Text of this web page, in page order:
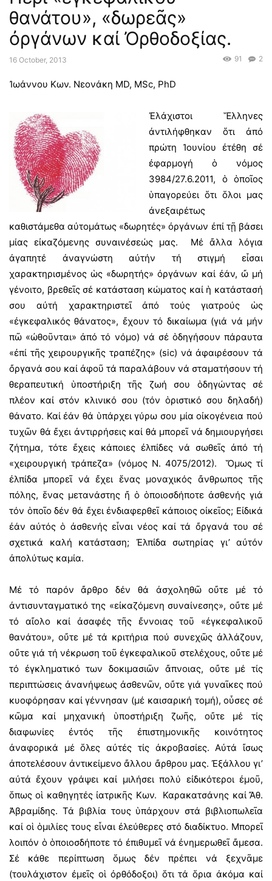
θανάτου», «δωρεᾶς»
ὀργάνων καί Ὀρθοδοξίας.
16 October, 2013 2
91
Ἰωάννου Κων. Νεονάκη MD, MSc, PhD
Ἐλάχιστοι Ἕλληνες
ἀντιλήφθηκαν ὅτι ἀπό
πρώτη Ἰουνίου ἐτέθη σέ
ἐφαρμογή ὁ νόμος
3984/27.6.2011, ὁ ὁποῖος
ὑπαγορεύει ὅτι ὅλοι μας
ἀνεξαιρέτως
καθιστάμεθα αὐτομάτως «δωρητές» ὀργάνων ἐπί τῇ βάσει
μίας εἰκαζόμενης συναινέσεώς μας. Μέ ἄλλα λόγια
ἀγαπητέ ἀναγνώστη αὐτήν τή στιγμή εἶσαι
χαρακτηρισμένος ὡς «δωρητής» ὀργάνων καί ἐάν, ὤ μή
γένοιτο, βρεθεῖς σέ κατάσταση κώματος καί ἡ κατάστασή
σου αὐτή χαρακτηριστεῖ ἀπό τούς γιατρούς ὡς
«ἐγκεφαλικός θάνατος», ἔχουν τό δικαίωμα (γιά νά μήν
πῶ «ὠθοῦνται» ἀπό τό νόμο) νά σέ ὁδηγήσουν πάραυτα
«ἐπί τῆς χειρουργικῆς τραπέζης» (sic) νά ἀφαιρέσουν τά
ὄργανά σου καί ἀφοῦ τά παραλάβουν νά σταματήσουν τή
θεραπευτική ὑποστήριξη τῆς ζωή σου ὁδηγώντας σέ
πλέον καί στόν κλινικό σου (τόν ὁριστικό σου δηλαδή)
θάνατο. Καί ἐάν θά ὑπάρχει γύρω σου μία οἰκογένεια πού
τυχῶν θά ἔχει ἀντιρρήσεις καί θά μπορεῖ νά δημιουργήσει
ζήτημα, τότε ἔχεις κάποιες ἐλπίδες νά σωθεῖς ἀπό τή
«χειρουργική τράπεζα» (νόμος Ν. 4075/2012). Ὅμως τί
ἐλπίδα μπορεῖ νά ἔχει ἕνας μοναχικός ἄνθρωπος τῆς
πόλης, ἕνας μετανάστης ἤ ὁ ὁποιοσδήποτε ἀσθενής γιά
τόν ὁποῖο δέν θά ἔχει ἐνδιαφερθεῖ κάποιος οἰκεῖος; Εἰδικά
ἐάν αὐτός ὁ ἀσθενής εἶναι νέος καί τά ὄργανά του σέ
σχετικά καλή κατάσταση; Ἐλπίδα σωτηρίας γι’ αὐτόν
ἀπολύτως καμία.
Μέ τό παρόν ἄρθρο δέν θά ἀσχοληθῶ οὔτε μέ τό
ἀντισυνταγματικό της «εἰκαζόμενη συναίνεσης», οὔτε μέ
τό αἴολο καί ἀσαφές τῆς ἔννοιας τοῦ «ἐγκεφαλικοῦ
θανάτου», οὔτε μέ τά κριτήρια πού συνεχῶς ἀλλάζουν,
οὔτε γιά τή νέκρωση τοῦ ἐγκεφαλικοῦ στελέχους, οὔτε μέ
τό ἐγκληματικό των δοκιμασιῶν ἄπνοιας, οὔτε μέ τίς
περιπτώσεις ἀνανήψεως ἀσθενῶν, οὔτε γιά γυναῖκες πού
κυοφόρησαν καί γέννησαν (μέ καισαρική τομή), οὖσες σέ
κῶμα καί μηχανική ὑποστήριξη ζωῆς, οὔτε μέ τίς
διαφωνίες ἐντός τῆς ἐπιστημονικῆς κοινότητος
ἀναφορικά μέ ὅλες αὐτές τίς ἀκροβασίες. Αὐτά ἴσως
ἀποτελέσουν ἀντικείμενο ἄλλου ἄρθρου μας. Ἐξάλλου γι’
αὐτά ἔχουν γράψει καί μιλήσει πολύ εἰδικότεροι ἐμοῦ,
ὅπως οἱ καθηγητές ἰατρικῆς Κων. Καρακατσάνης καί Ἄθ.
Ἀβραμίδης. Τά βιβλία τους ὑπάρχουν στά βιβλιοπωλεῖα
καί οἱ ὁμιλίες τους εἶναι ἐλεύθερες στό διαδίκτυο. Μπορεῖ
λοιπόν ὁ ὁποιοσδήποτε τό ἐπιθυμεῖ νά ἐνημερωθεῖ ἄμεσα.
Σέ κάθε περίπτωση ὅμως δέν πρέπει νά ξεχνᾶμε
(τουλάχιστον ἐμεῖς οἱ ὀρθόδοξοι) ὅτι τά ὅρια ἀκόμα καί